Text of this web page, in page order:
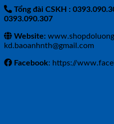
Tổng đài CSKH :
0393.090.307
Website:
kd.baoanhnth@gmail.com
Facebook: https://